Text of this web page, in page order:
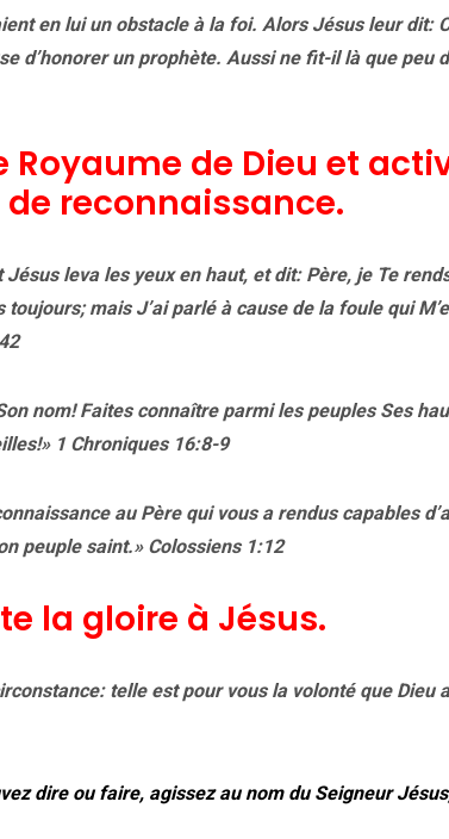
en lui un obstacle à la foi. Alors Jésus leur dit:
d’honorer un prophète. Aussi ne fit-il là que peu
de Dieu et
reconnaissance.
leva les yeux en haut, et dit: Père, je Te
toujours; mais J’ai parlé à cause de la foule qui
nom! Faites connaître parmi les peuples Ses
1 Chroniques 16:8-9
au Père qui vous a rendus capables
peuple saint.» Colossiens 1:12
la gloire à Jésus.
telle est pour vous la volonté que Dieu
dire ou faire, agissez au nom du Seigneur